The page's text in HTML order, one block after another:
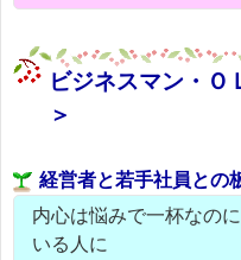
ビジネスマン・Ｏ
＞
経営者と若手社員との
内心は悩みで一杯なの
いる人に